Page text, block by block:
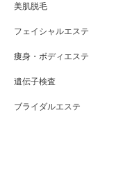
美肌脱毛
フェイシャルエステ
痩身・ボディエステ
遺伝子検査
ブライダルエステ